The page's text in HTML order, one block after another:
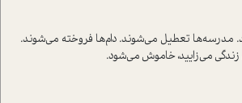
مدرسه‌ها تعطیل می‌شوند. دام‌ها فروخته می‌شوند.
زندگی می‌زایید، خاموش می‌شود.